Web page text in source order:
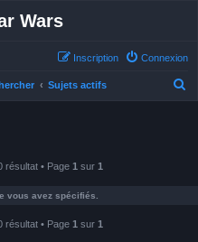
Wars
Connexion
Inscription
Sujets actifs
résultat • Page 1 sur 1
vous avez spécifiés.
résultat • Page 1 sur 1